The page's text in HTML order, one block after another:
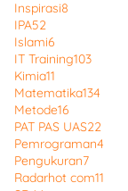
Inspirasi8
IPA52
Islami6
IT Training103
Kimia11
Matematika134
Metode16
PAT PAS UAS22
Pemrograman4
Pengukuran7
Radarhot com11